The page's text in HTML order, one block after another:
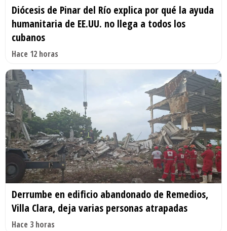
Diócesis de Pinar del Río explica por qué la ayuda
humanitaria de EE.UU. no llega a todos los
cubanos
Hace 12 horas
Derrumbe en edificio abandonado de Remedios,
Villa Clara, deja varias personas atrapadas
Hace 3 horas